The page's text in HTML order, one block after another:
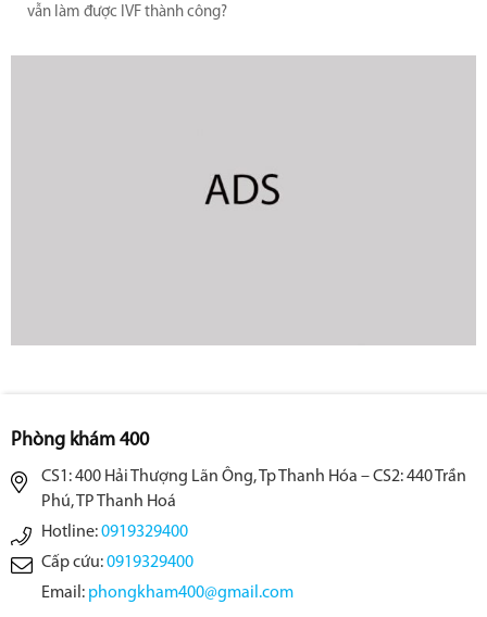
vẫn làm được IVF thành công?
Phòng khám 400
CS1: 400 Hải Thượng Lãn Ông, Tp Thanh Hóa – CS2: 440 Trần
Phú, TP Thanh Hoá
Hotline:0919329400
Cấp cứu:0919329400
Email: phongkham400@gmail.com